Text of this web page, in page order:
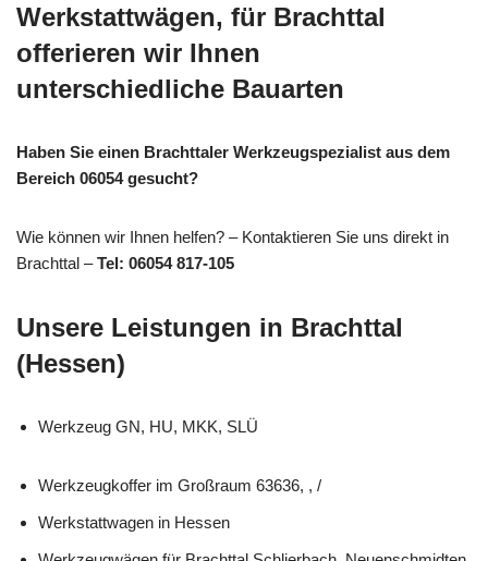
Werkstattwägen, für Brachttal
offerieren wir Ihnen
unterschiedliche Bauarten
Haben Sie einen Brachttaler Werkzeugspezialist aus dem
Bereich 06054 gesucht?
Wie können wir Ihnen helfen? – Kontaktieren Sie uns direkt in
Brachttal –Tel: 06054 817-105
Unsere Leistungen in Brachttal
(Hessen)
Werkzeug GN, HU, MKK, SLÜ
Werkzeugkoffer im Großraum 63636, , /
Werkstattwagen in Hessen